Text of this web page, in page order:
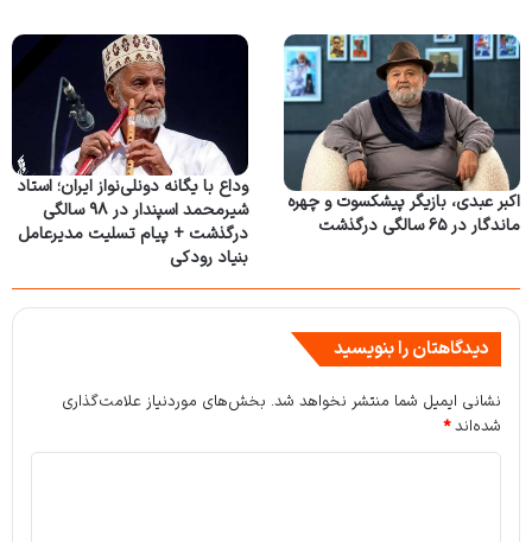
اکبر عبدی، بازیگر پیشکسوت و چهره
ماندگار در ۶۵ سالگی درگذشت
وداع با یگانه دونلی‌نواز ایران؛ استاد
شیرمحمد اسپندار در ۹۸ سالگی
درگذشت + پیام تسلیت مدیرعامل
بنیاد رودکی
دیدگاهتان را بنویسید
نشانی ایمیل شما منتشر نخواهد شد. بخش‌های موردنیاز علامت‌گذاری
شده‌اند*